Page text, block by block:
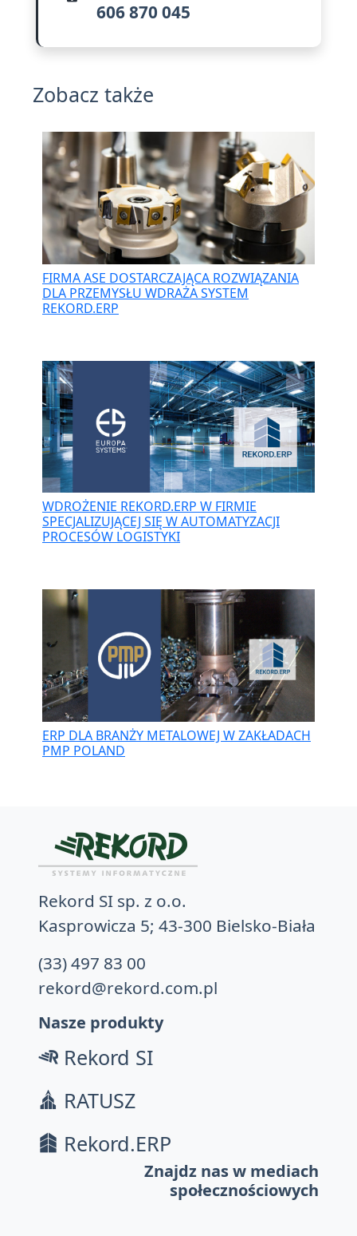
606 870 045
Zobacz także
FIRMA ASE DOSTARCZAJĄCA ROZWIĄZANIA
DLA PRZEMYSŁU WDRAŻA SYSTEM
REKORD.ERP
WDROŻENIE REKORD.ERP W FIRMIE
SPECJALIZUJĄCEJ SIĘ W AUTOMATYZACJI
PROCESÓW LOGISTYKI
ERP DLA BRANŻY METALOWEJ W ZAKŁADACH
PMP POLAND
Rekord SI sp. z o.o.
Kasprowicza 5; 43-300 Bielsko-Biała
(33) 497 83 00
rekord@rekord.com.pl
Nasze produkty
Rekord SI
RATUSZ
Rekord.ERP
Znajdz nas w mediach
społecznościowych